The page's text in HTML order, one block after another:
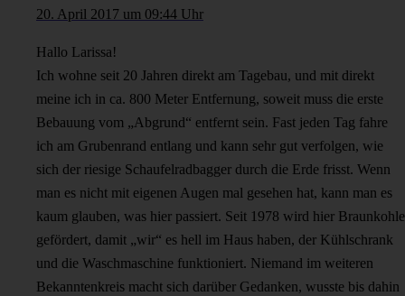
20. April 2017 um 09:44 Uhr
Hallo Larissa!
Ich wohne seit 20 Jahren direkt am Tagebau, und mit direkt
meine ich in ca. 800 Meter Entfernung, soweit muss die erste
Bebauung vom „Abgrund“ entfernt sein. Fast jeden Tag fahre
ich am Grubenrand entlang und kann sehr gut verfolgen, wie
sich der riesige Schaufelradbagger durch die Erde frisst. Wenn
man es nicht mit eigenen Augen mal gesehen hat, kann man es
kaum glauben, was hier passiert. Seit 1978 wird hier Braunkohle
gefördert, damit „wir“ es hell im Haus haben, der Kühlschrank
und die Waschmaschine funktioniert. Niemand im weiteren
Bekanntenkreis macht sich darüber Gedanken, wusste bis dahin